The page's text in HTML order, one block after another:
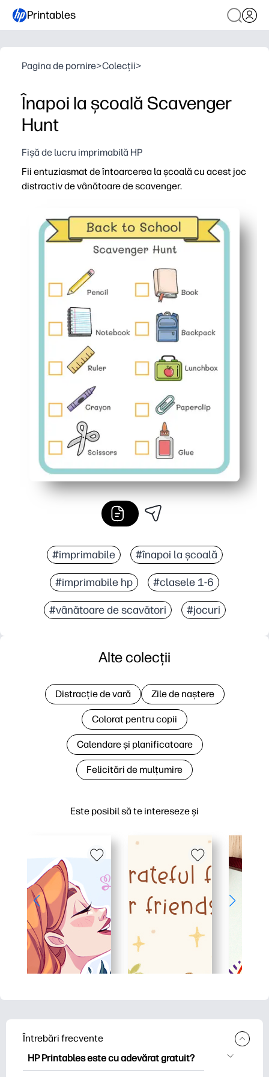
Printables
Pagina de pornire>Colecții>
Înapoi la școală Scavenger
Hunt
Fișă de lucru imprimabilă HP
Fii entuziasmat de întoarcerea la școală cu acest joc
distractiv de vânătoare de scavenger.
#imprimabile #înapoi la școală
#imprimabile hp #clasele 1-6
#vânătoare de scavători #jocuri
Este posibil să te intereseze și
Alte colecții
Distracție de vară Zile de naștere
Colorat pentru copii
Calendare și planificatoare
Felicitări de mulțumire
Întrebări frecvente
HP Printables este cu adevărat gratuit?